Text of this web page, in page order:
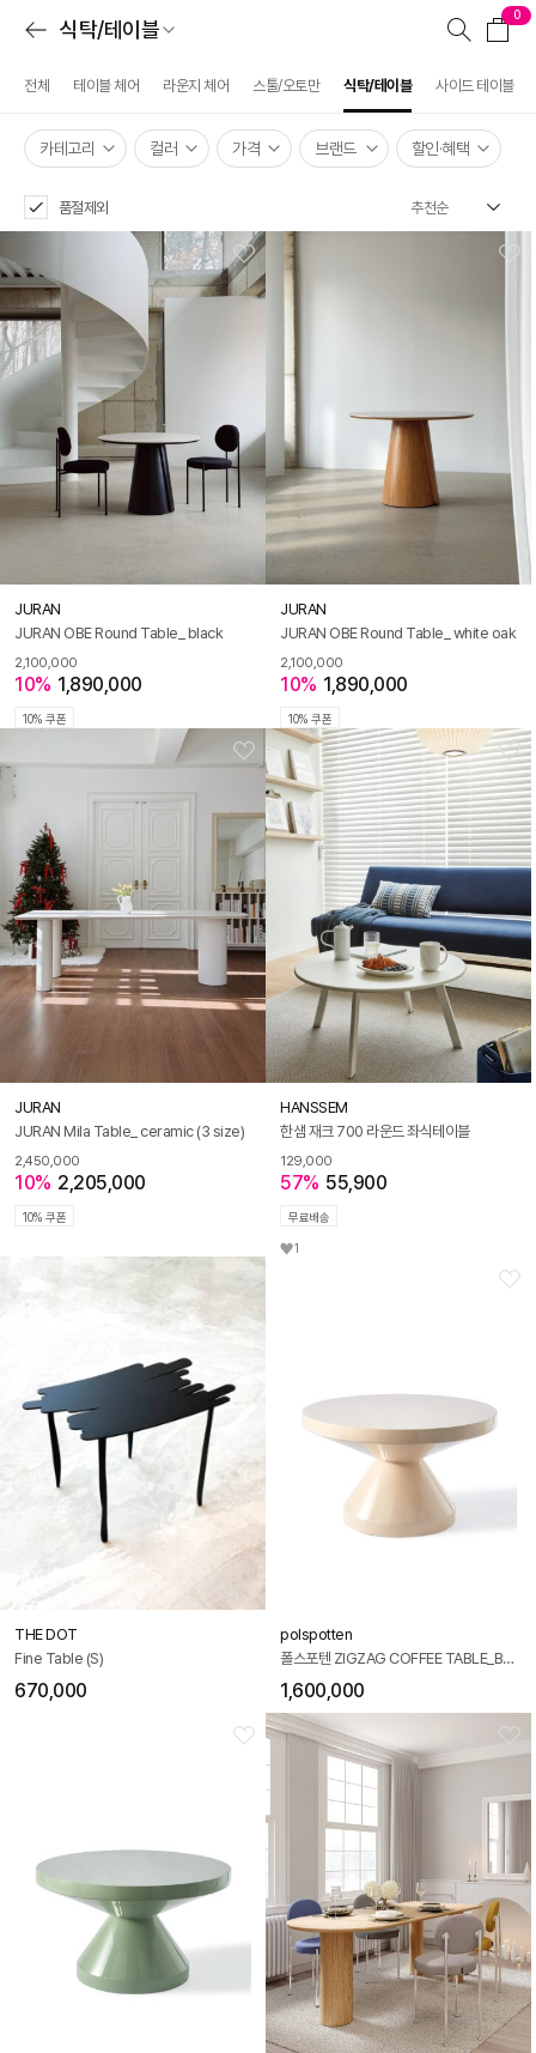
식탁/테이블
0
전체 테이블 체어 라운지 체어 스툴/오토만 식탁/테이블 사이드 테이블
카테고리 컬러 가격 브랜드 할인·혜택
품절제외
JURAN
JURAN OBE Round Table_ black
2,100,000
10% 1,890,000
10% 쿠폰
JURAN
JURAN OBE Round Table_ white oak
2,100,000
10% 1,890,000
10% 쿠폰
JURAN
JURAN Mila Table_ ceramic (3 size)
2,450,000
10% 2,205,000
10% 쿠폰
HANSSEM
한샘 재크 700 라운드 좌식테이블
129,000
57% 55,900
무료배송
1
THE DOT
Fine Table (S)
670,000
polspotten
폴스포텐 ZIGZAG COFFEE TABLE_BEIGE
1,600,000